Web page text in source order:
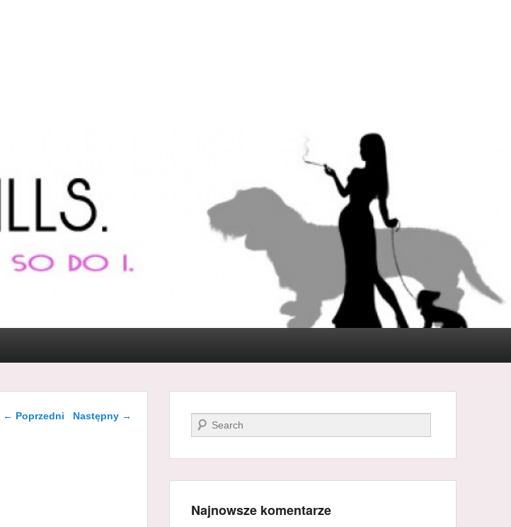
Nawigacja wpisu
← Poprzedni Następny → Szukaj
Najnowsze komentarze